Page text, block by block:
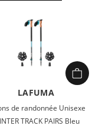
LAFUMA
de randonnée Unisexe
TRACK PAIRS Bleu